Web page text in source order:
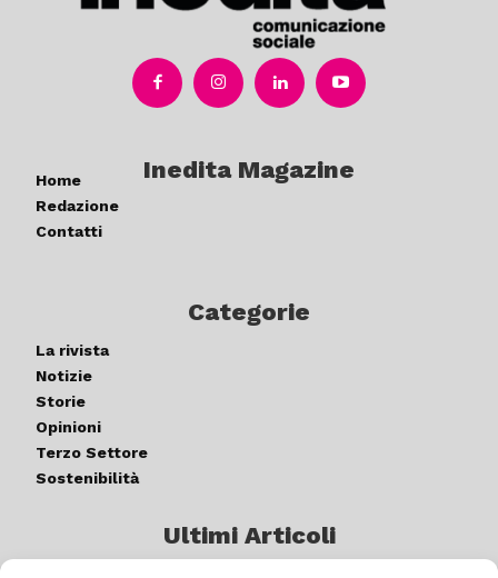
Inedita Magazine
Home
Redazione
Contatti
Categorie
La rivista
Notizie
Storie
Opinioni
Terzo Settore
Sostenibilità
Ultimi Articoli